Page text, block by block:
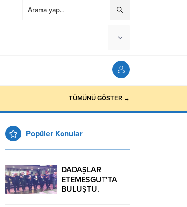
TÜMÜNÜ GÖSTER →
Popüler Konular
DADAŞLAR
ETEMESGUT’TA
BULUŞTU.